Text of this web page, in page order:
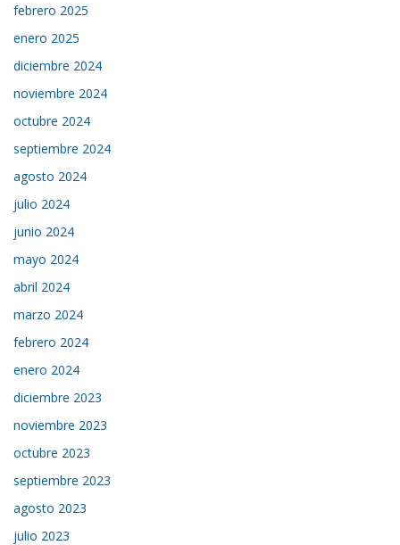
febrero 2025
enero 2025
diciembre 2024
noviembre 2024
octubre 2024
septiembre 2024
agosto 2024
julio 2024
junio 2024
mayo 2024
abril 2024
marzo 2024
febrero 2024
enero 2024
diciembre 2023
noviembre 2023
octubre 2023
septiembre 2023
agosto 2023
julio 2023